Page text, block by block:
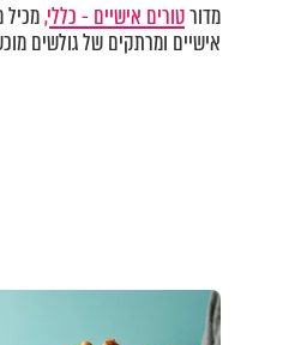
מדורטורים אישיים - כללי,מכיל
אישיים ומרתקים של גולשים